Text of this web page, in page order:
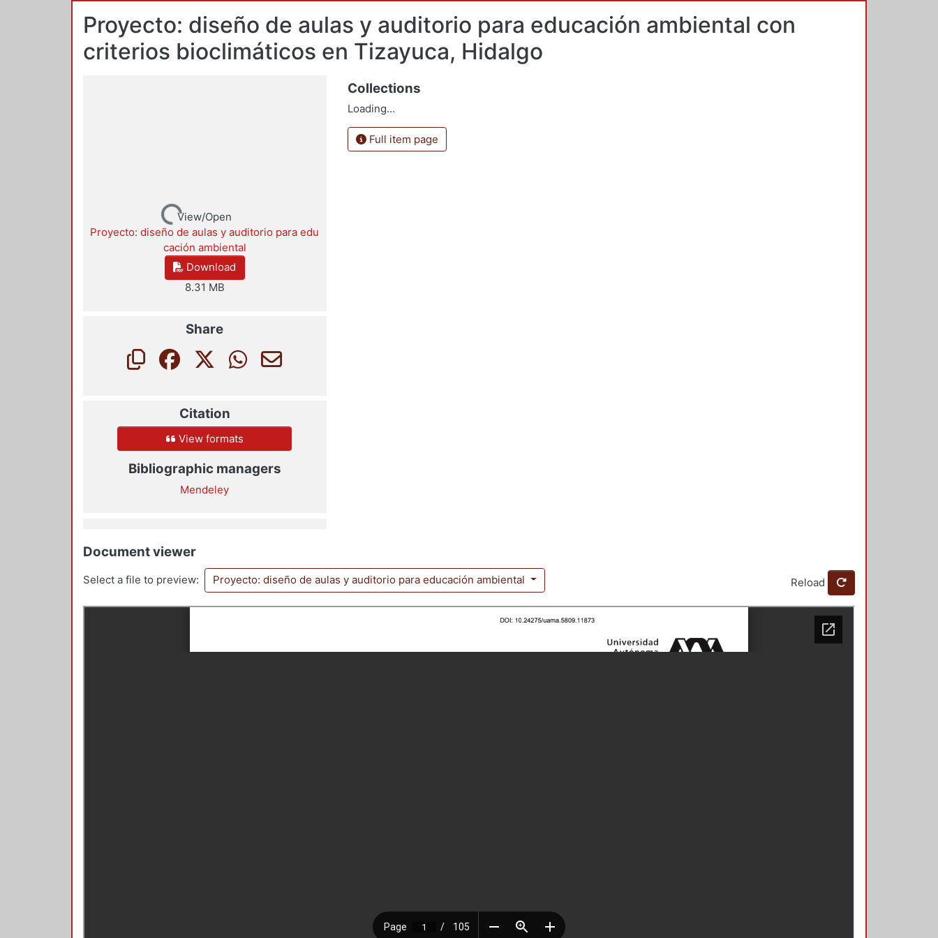
Proyecto: diseño de aulas y auditorio para educación ambiental con
criterios bioclimáticos en Tizayuca, Hidalgo
Loading...View/Open
Proyecto: diseño de aulas y auditorio para edu
cación ambiental
Download
8.31 MB
Share
Citation
View formats
Bibliographic managers
Mendeley
Collections
Loading...
Full item page
Document viewer
Select a file to preview: Proyecto: diseño de aulas y auditorio para educación ambiental Reload